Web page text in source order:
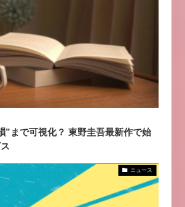
”まで可視化？ 東野圭吾最新作で始
ニュース